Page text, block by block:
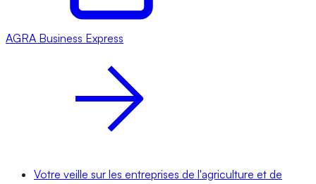
AGRA Business Express
Votre veille sur les entreprises de l'agriculture et de